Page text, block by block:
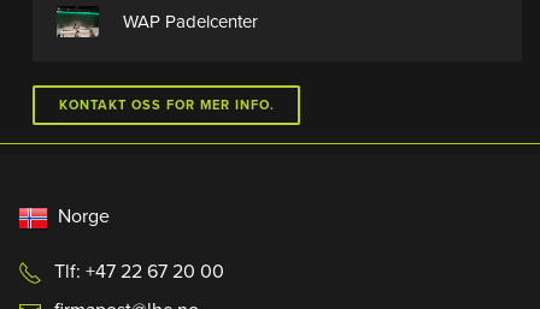
WAP Padelcenter
KONTAKT OSS FOR MER INFO.
Norge
Tlf: +47 22 67 20 00